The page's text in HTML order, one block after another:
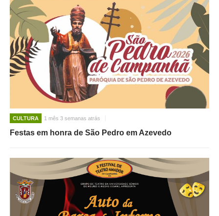
CULTURA 1 mês 3 semanas atrás
Festas em honra de São Pedro em Azevedo